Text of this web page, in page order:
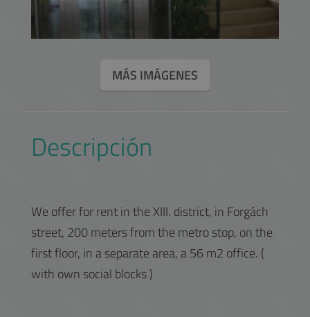
MÁS IMÁGENES
Descripción
We offer for rent in the XIII. district, in Forgách
street, 200 meters from the metro stop, on the
first floor, in a separate area, a 56 m2 office. (
with own social blocks )